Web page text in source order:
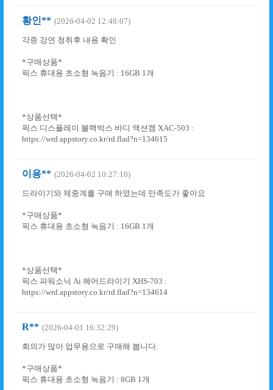
황인** (2026-04-02 12:48:07)
각종 강연 청취후 내용 확인
*구매상품*
픽스 휴대용 초소형 녹음기 : 16GB 1개
*상품선택*
픽스 디스플레이 블랙박스 바디 액션캠 XAC-503 :
https://wrd.appstory.co.kr/rd.flad?n=134615
이용** (2026-04-02 10:27:10)
드라이기와 체중계를 구매 하였는데 만족도가 좋아요
*구매상품*
픽스 휴대용 초소형 녹음기 : 16GB 1개
*상품선택*
픽스 파워소닉 Ai 헤어드라이기 XHS-703 :
https://wrd.appstory.co.kr/rd.flad?n=134614
R** (2026-04-01 16:32:29)
회의가 많아 업무용으로 구매해 봅니다.
*구매상품*
픽스 휴대용 초소형 녹음기 : 8GB 1개